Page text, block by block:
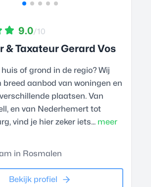
9.0/10
& Taxateur Gerard Vos
huis of grond in de regio? Wij
breed aanbod van woningen en
plaatsen. Van
en van Nederhemert tot
vind je hier zeker iets... meer
in Rosmalen
Bekijk profiel